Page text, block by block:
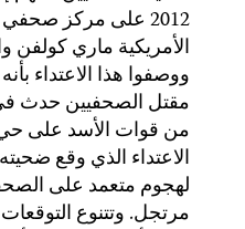
2012 على مركز
الأمريكية ماري
ووصفوا هذا الاعتداء
مقتل الصحفيين حدث
من قوات الأسد على حي
الاعتداء الذي وقع
لهجوم متعمد على
مرتجل. وتتنوع